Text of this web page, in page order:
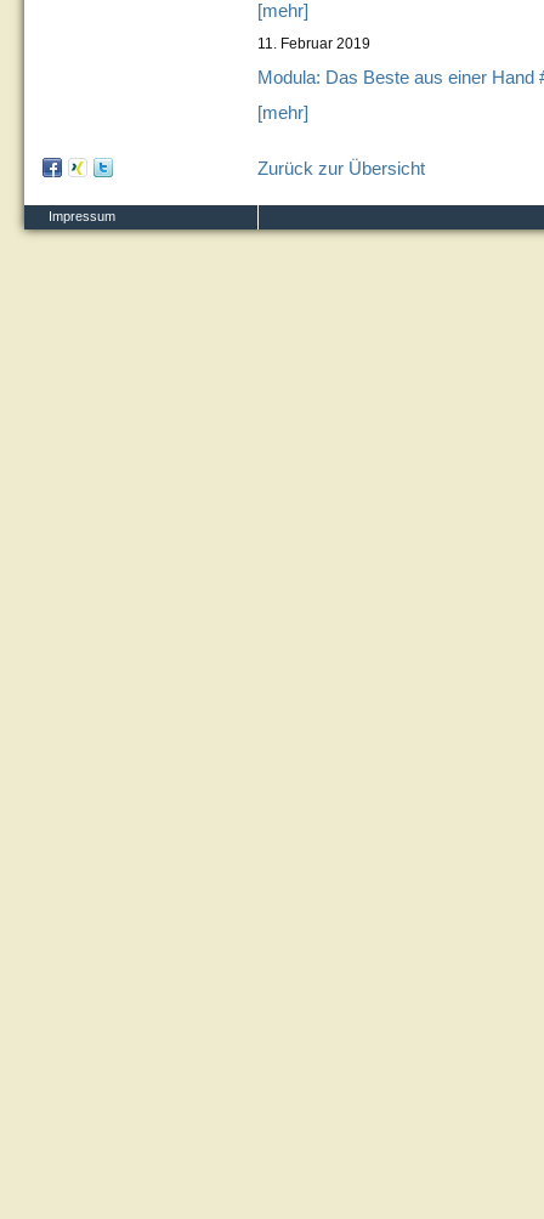
[mehr]
11. Februar 2019
Modula: Das Beste aus einer Hand
[mehr]
Zurück zur Übersicht
Impressum